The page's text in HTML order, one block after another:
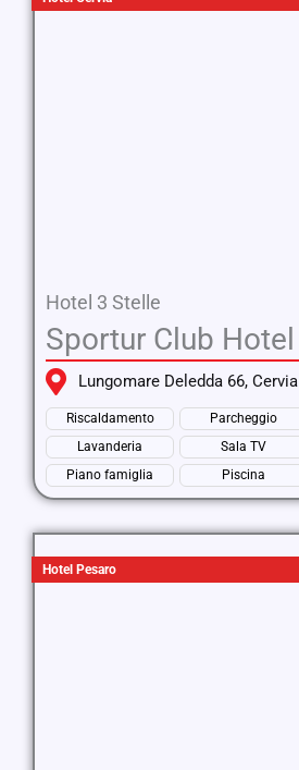
Hotel 3 Stelle
Sportur Club Hotel
Lungomare Deledda 66, Cervia
Riscaldamento Parcheggio
Lavanderia
Sala TV
Piano famiglia
Piscina
Hotel Pesaro